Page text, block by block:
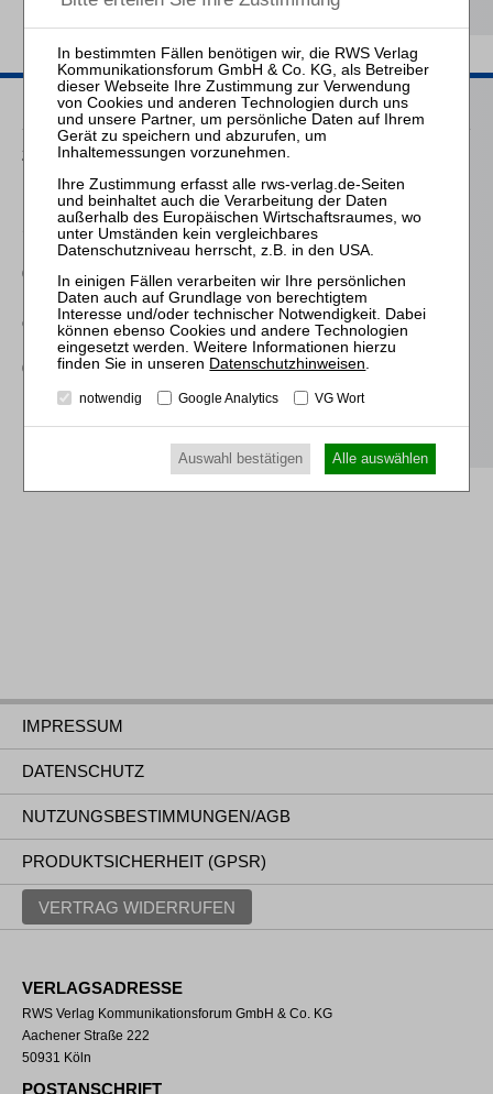
Passende Seminare
25.11.2026
Praktiker-Webinar Stakeholder Management und
Kommunikation - essenziell für erfolgreiche
Sanierungsverfahren
09.11.2026
Frankfurt: Zertifizierte/r Sachbearbeiter:in Lohn und Gehalt in
der Insolvenz
07.09.2026
Mitarbeiter-Webinar Einführung in die
IMPRESSUM
DATENSCHUTZ
NUTZUNGSBESTIMMUNGEN/AGB
PRODUKTSICHERHEIT (GPSR)
VERTRAG WIDERRUFEN
VERLAGSADRESSE
RWS Verlag Kommunikationsforum GmbH & Co. KG
Aachener Straße 222
50931 Köln
POSTANSCHRIFT
Datenschutzhinweisen.
notwendig Google Analytics VG Wort
Auswahl bestätigen Alle auswählen